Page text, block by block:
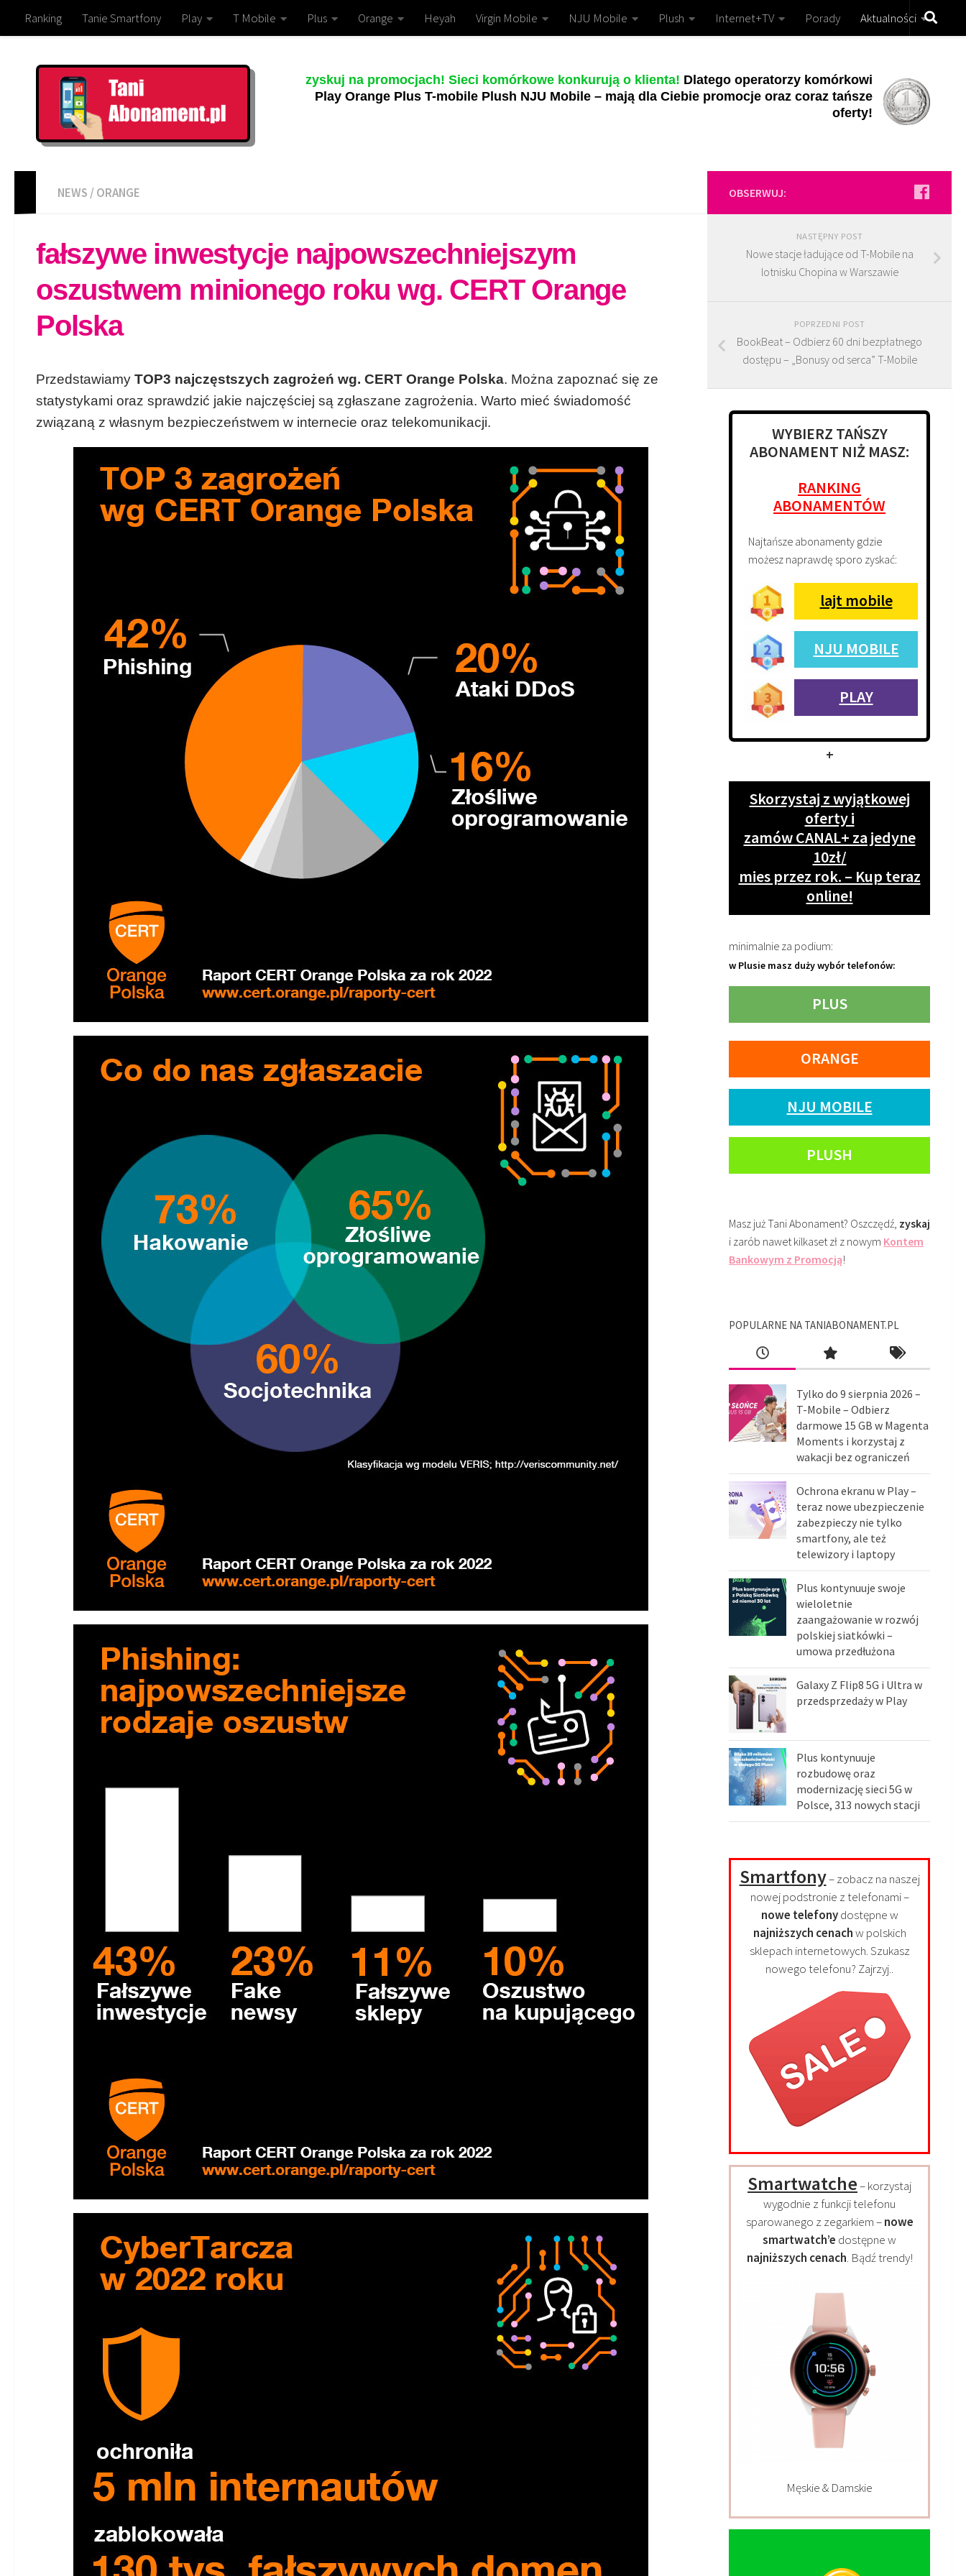
Ranking Tanie Smartfony Play T Mobile Plus Orange Heyah Virgin Mobile NJU Mobile Plush Internet+TV Porady Aktualności
zyskuj na promocjach! Sieci komórkowe konkurują o klienta! Dlatego operatorzy komórkowi
Play Orange Plus T-mobile Plush NJU Mobile – mają dla Ciebie promocje oraz coraz tańsze
oferty!
NEWS /ORANGE
fałszywe inwestycje najpowszechniejszym
oszustwem minionego roku wg. CERT Orange
Polska
Przedstawiamy TOP3 najczęstszych zagrożeń wg. CERT Orange Polska. Można zapoznać się ze
statystykami oraz sprawdzić jakie najczęściej są zgłaszane zagrożenia. Warto mieć świadomość
związaną z własnym bezpieczeństwem w internecie oraz telekomunikacji.
OBSERWUJ:
NASTĘPNY POST
Nowe stacje ładujące od T-Mobile na
lotnisku Chopina w Warszawie
POPRZEDNI POST
BookBeat – Odbierz 60 dni bezpłatnego
dostępu – „Bonusy od serca” T-Mobile
WYBIERZ TAŃSZY
ABONAMENT NIŻ MASZ:
RANKING
ABONAMENTÓW
Najtańsze abonamenty gdzie
możesz naprawdę sporo zyskać:
lajt mobile
NJU MOBILE
PLAY
+
Skorzystaj z wyjątkowej
oferty i
zamów CANAL+ za jedyne
10zł/
mies przez rok. – Kup teraz
online!
minimalnie za podium:
w Plusie masz duży wybór telefonów:
PLUS
ORANGE
NJU MOBILE
PLUSH
Masz już Tani Abonament? Oszczędź, zyskaj
i zarób nawet kilkaset zł z nowym Kontem
Bankowym z Promocją!
POPULARNE NA TANIABONAMENT.PL
Tylko do 9 sierpnia 2026 –
T-Mobile – Odbierz
darmowe 15 GB w Magenta
Moments i korzystaj z
wakacji bez ograniczeń
Ochrona ekranu w Play –
teraz nowe ubezpieczenie
zabezpieczy nie tylko
smartfony, ale też
telewizory i laptopy
Plus kontynuuje swoje
wieloletnie
zaangażowanie w rozwój
polskiej siatkówki –
umowa przedłużona
Galaxy Z Flip8 5G i Ultra w
przedsprzedaży w Play
Plus kontynuuje
rozbudowę oraz
modernizację sieci 5G w
Polsce, 313 nowych stacji
Smartfony– zobacz na naszej
nowej podstronie z telefonami –
nowe telefonydostępne w
najniższych cenachw polskich
sklepach internetowych. Szukasz
nowego telefonu? Zajrzyj..
Smartwatche– korzystaj
wygodnie z funkcji telefonu
sparowanego z zegarkiem –nowe
smartwatch’e dostępne w
najniższych cenach. Bądź trendy!
Męskie & Damskie